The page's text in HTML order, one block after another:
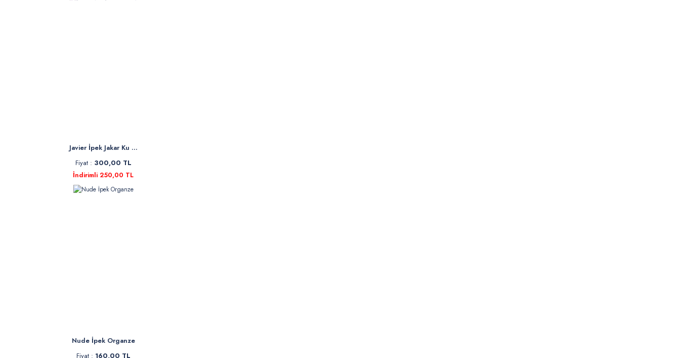
Javier İpek Jakar Ku ...
Fiyat : 300,00 TL
İndirimli 250,00 TL
Nude İpek Organze
Fiyat : 160,00 TL